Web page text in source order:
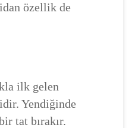
özellik de
ilk gelen
Yendiğinde
tat bırakır.